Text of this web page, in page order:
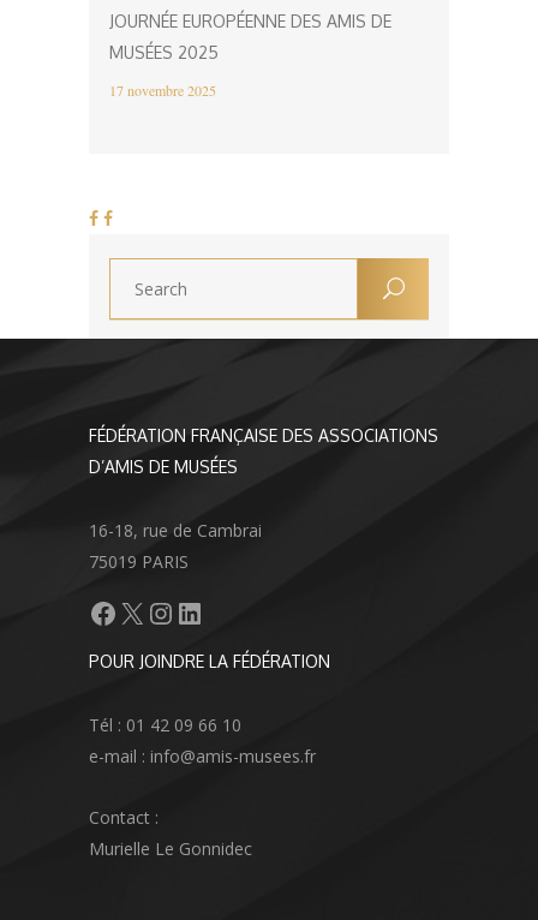
JOURNÉE EUROPÉENNE DES AMIS DE
MUSÉES 2025
17 novembre 2025
FÉDÉRATION FRANÇAISE DES ASSOCIATIONS
D’AMIS DE MUSÉES
16-18, rue de Cambrai
75019 PARIS
Facebook
X Instagram
LinkedIn
POUR JOINDRE LA FÉDÉRATION
Tél : 01 42 09 66 10
e-mail : info@amis-musees.fr
Contact :
Murielle Le Gonnidec